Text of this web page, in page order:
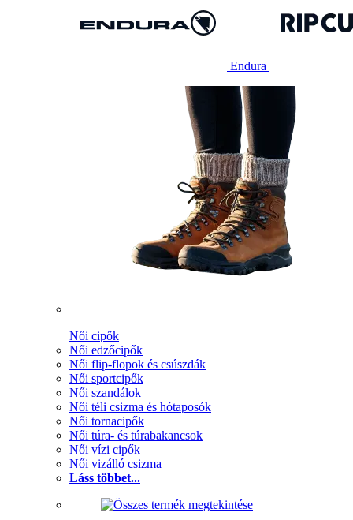
Endura
Női cipők
Női edzőcipők
Női flip-flopok és csúszdák
Női sportcipők
Női szandálok
Női téli csizma és hótaposók
Női tornacipők
Női túra- és túrabakancsok
Női vízi cipők
Női vizálló csizma
Láss többet...